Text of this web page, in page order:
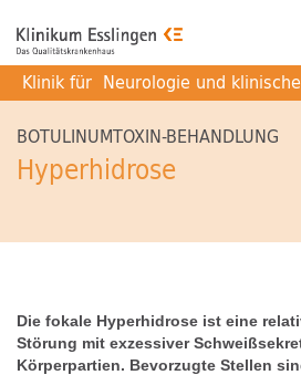
Klinik für Neurologie und
BOTULINUMTOXIN-BEHANDLUNG
Hyperhidrose
Die fokale Hyperhidrose ist eine
Störung mit exzessiver
Körperpartien. Bevorzugte Stellen